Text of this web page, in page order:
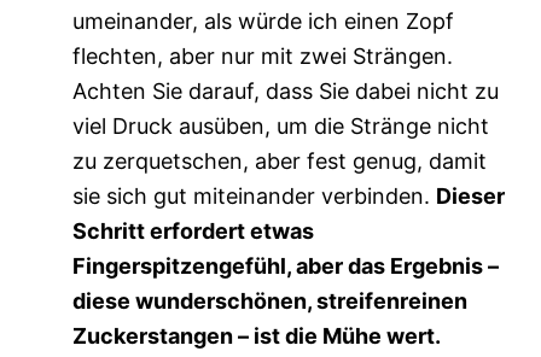
umeinander, als würde ich einen Zopf
flechten, aber nur mit zwei Strängen.
Achten Sie darauf, dass Sie dabei nicht zu
viel Druck ausüben, um die Stränge nicht
zu zerquetschen, aber fest genug, damit
sie sich gut miteinander verbinden. Dieser
Schritt erfordert etwas
Fingerspitzengefühl, aber das Ergebnis –
diese wunderschönen, streifenreinen
Zuckerstangen – ist die Mühe wert.